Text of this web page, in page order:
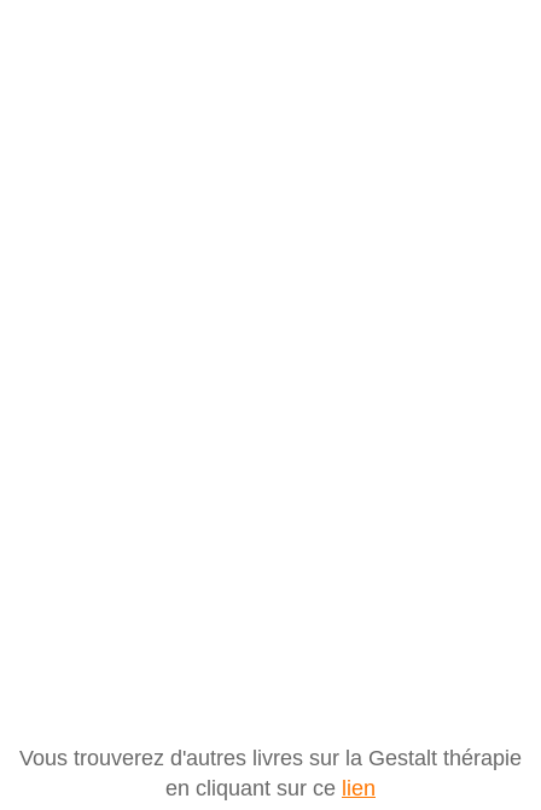
Vous trouverez d'autres livres sur la Gestalt thérapie
en cliquant sur ce lien